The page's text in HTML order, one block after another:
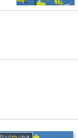
日々のつぶやき